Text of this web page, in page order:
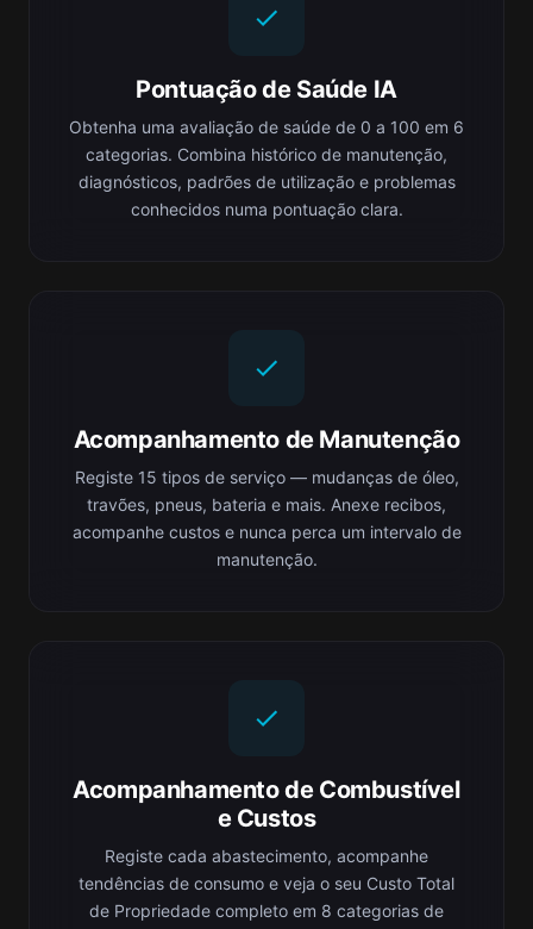
Pontuação de Saúde IA
Obtenha uma avaliação de saúde de 0 a 100 em 6
categorias. Combina histórico de manutenção,
diagnósticos, padrões de utilização e problemas
conhecidos numa pontuação clara.
Acompanhamento de Manutenção
Registe 15 tipos de serviço — mudanças de óleo,
travões, pneus, bateria e mais. Anexe recibos,
acompanhe custos e nunca perca um intervalo de
manutenção.
Acompanhamento de Combustível
e Custos
Registe cada abastecimento, acompanhe
tendências de consumo e veja o seu Custo Total
de Propriedade completo em 8 categorias de